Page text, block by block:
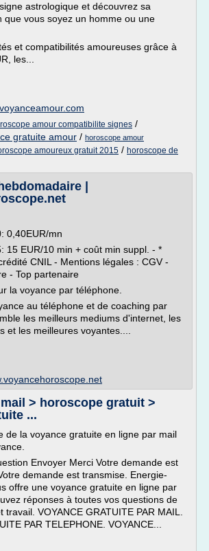
astrologique et découvrez sa
que vous soyez un homme ou une
et compatibilités amoureuses grâce à
les...
amour compatibilite signes /
gratuite amour / horoscope amour
amoureux gratuit 2015 / horoscope de
|
0,40EUR/mn
15 EUR/10 min + coût min suppl. - *
CNIL - Mentions légales : CGV -
- Top partenaire
la voyance par téléphone.
au téléphone et de coaching par
les meilleurs mediums d'internet, les
et les meilleures voyantes....
> horoscope gratuit >
...
de la voyance gratuite en ligne par mail
Envoyer Merci Votre demande est
demande est transmise. Energie-
offre une voyance gratuite en ligne par
réponses à toutes vos questions de
VOYANCE GRATUITE PAR MAIL.
PAR TELEPHONE. VOYANCE...